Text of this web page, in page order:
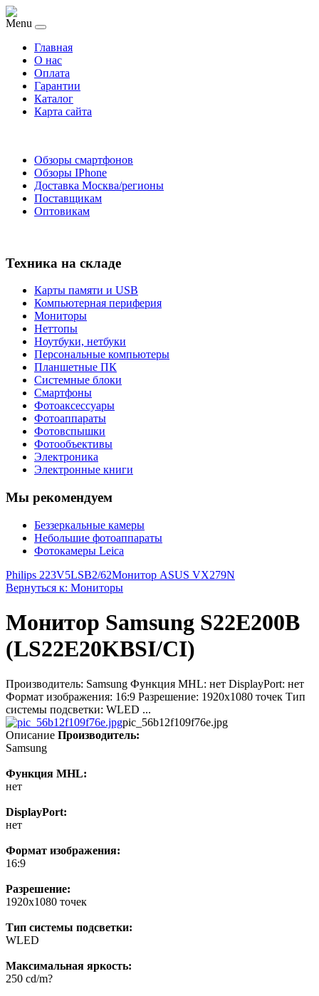
Menu
Главная
O нас
Оплата
Гарантии
Каталог
Карта сайта
Обзоры смартфонов
Обзоры IPhone
Доставка Москва/регионы
Поставщикам
Оптовикам
Техника на складе
Карты памяти и USB
Компьютерная периферия
Мониторы
Неттопы
Ноутбуки, нетбуки
Персональные компьютеры
Планшетные ПК
Системные блоки
Смартфоны
Фотоаксессуары
Фотоаппараты
Фотовспышки
Фотообъективы
Электроника
Электронные книги
Мы рекомендуем
Беззеркальные камеры
Небольшие фотоаппараты
Фотокамеры Leica
Philips 223V5LSB2/62Монитор ASUS VX279N
Вернуться к: Мониторы
Монитор Samsung S22E200B
(LS22E20KBSI/CI)
Производитель: Samsung Функция MHL: нет DisplayPort: нет
Формат изображения: 16:9 Разрешение: 1920x1080 точек Тип
системы подсветки: WLED ...
pic_56b12f109f76e.jpg
Описание Производитель:
Samsung
Функция MHL:
нет
DisplayPort:
нет
Формат изображения:
16:9
Разрешение:
1920x1080 точек
Тип системы подсветки:
WLED
Максимальная яркость:
250 cd/m?